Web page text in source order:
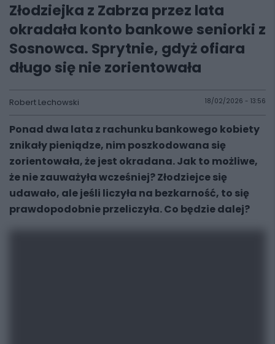
Złodziejka z Zabrza przez lata
okradała konto bankowe seniorki z
Sosnowca. Sprytnie, gdyż ofiara
długo się nie zorientowała
Robert Lechowski 18/02/2026 - 13:56
Ponad dwa lata z rachunku bankowego kobiety
znikały pieniądze, nim poszkodowana się
zorientowała, że jest okradana. Jak to możliwe,
że nie zauważyła wcześniej? Złodziejce się
udawało, ale jeśli liczyła na bezkarność, to się
prawdopodobnie przeliczyła. Co będzie dalej?